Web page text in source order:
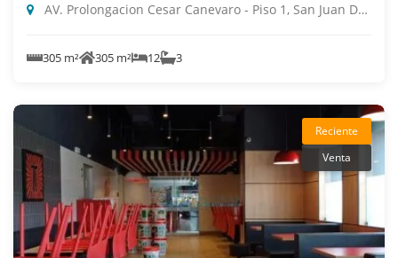
AV. Prolongacion Cesar Canevaro - Piso 1, San Juan De Miraflores
305 m² 305 m² 12 3
Reciente
Venta